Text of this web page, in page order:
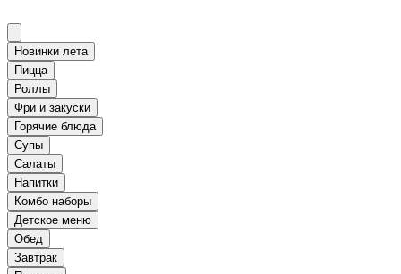
Новинки лета
Пицца
Роллы
Фри и закуски
Горячие блюда
Супы
Салаты
Напитки
Комбо наборы
Детское меню
Обед
Завтрак